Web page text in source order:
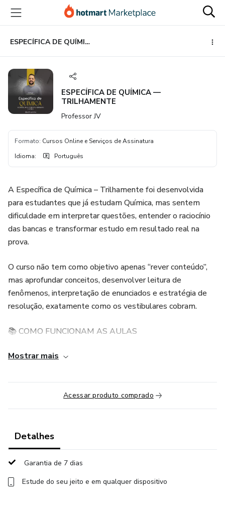
para
conteúdo
principal
para
pagamento
para
rodapé
ESPECÍFICA DE QUÍMICA — TRILHAMENTE
ESPECÍFICA DE QUÍMICA —
TRILHAMENTE
Professor JV
Formato: Cursos Online e Serviços de Assinatura
Idioma: Português
A Específica de Química – Trilhamente foi desenvolvida
para estudantes que já estudam Química, mas sentem
dificuldade em interpretar questões, entender o raciocínio
das bancas e transformar estudo em resultado real na
prova.
O curso não tem como objetivo apenas “rever conteúdo”,
mas aprofundar conceitos, desenvolver leitura de
fenômenos, interpretação de enunciados e estratégia de
resolução, exatamente como os vestibulares cobram.
📚 COMO FUNCIONAM AS AULAS
Aulas 100% ao vivo, com gravação disponível para acesso
Explicação do conteúdo sempre conectada ao perfil das
provas
Resolução comentada de exercícios selecionados
Espaço para dúvidas durante a aula
Ajuste de ritmo conforme a necessidade da turma
Mostrar mais
Acessar produto comprado
Detalhes
Garantia de 7 dias
Estude do seu jeito e em qualquer dispositivo